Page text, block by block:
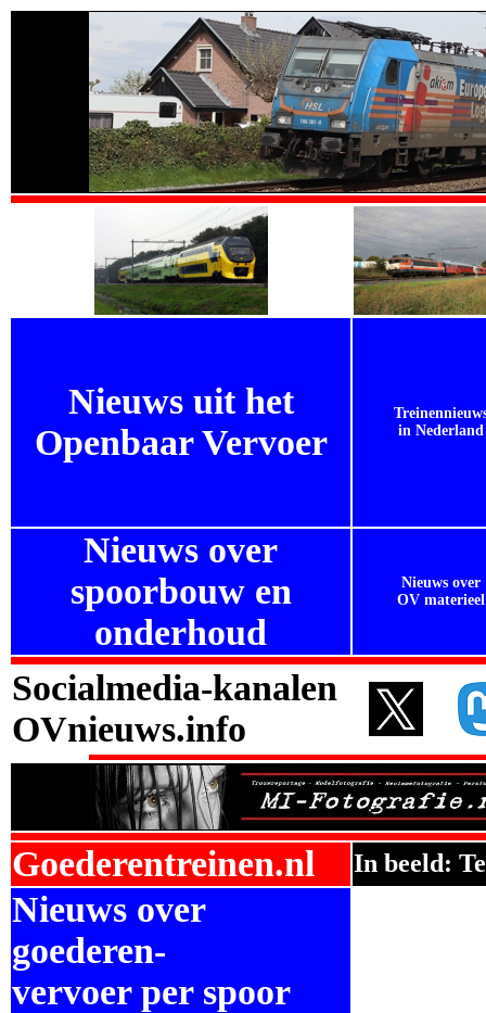
Nieuws uit het
Openbaar Vervoer
in Nederland
Nieuws over
spoorbouw en
onderhoud
Nieuws over
OV materieel
Socialmedia-kanalen
OVnieuws.info
Goederentreinen.nl In beeld:
Nieuws over
goederen-
vervoer per spoor